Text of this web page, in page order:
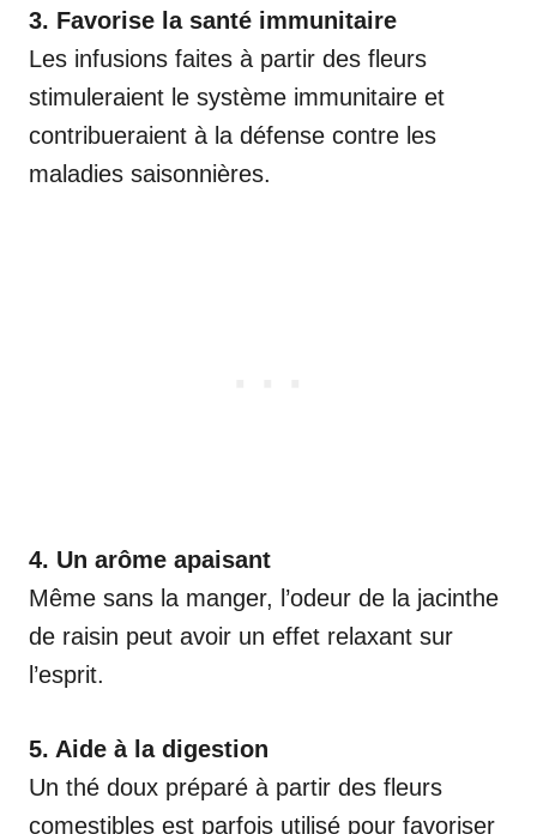
3. Favorise la santé immunitaire
Les infusions faites à partir des fleurs
stimuleraient le système immunitaire et
contribueraient à la défense contre les
maladies saisonnières.
4. Un arôme apaisant
Même sans la manger, l’odeur de la jacinthe
de raisin peut avoir un effet relaxant sur
l’esprit.
5. Aide à la digestion
Un thé doux préparé à partir des fleurs
comestibles est parfois utilisé pour favoriser